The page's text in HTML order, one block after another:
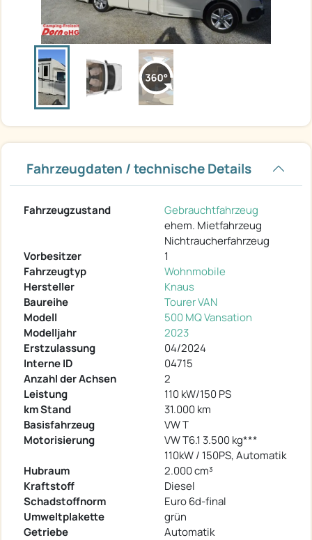
Fahrzeugdaten / technische Details
Fahrzeugzustand
Gebrauchtfahrzeug
ehem. Mietfahrzeug
Nichtraucherfahrzeug
Vorbesitzer
1
Fahrzeugtyp
Wohnmobile
Hersteller
Knaus
Baureihe
Tourer VAN
Modell
500 MQ Vansation
Modelljahr
2023
Erstzulassung
04/2024
Interne ID
04715
Anzahl der Achsen
2
Leistung
110 kW/150 PS
km Stand
31.000 km
Basisfahrzeug
VW T
Motorisierung
VW T6.1 3.500 kg***
110kW / 150PS, Automatik
Hubraum
2.000 cm³
Kraftstoff
Diesel
Schadstoffnorm
Euro 6d-final
Umweltplakette
grün
Getriebe
Automatik